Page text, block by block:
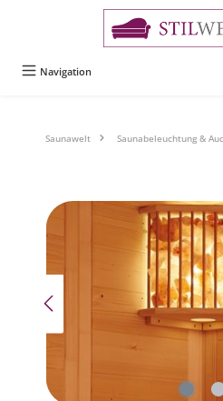
Navigation
Saunawelt Saunabeleuchtung &
Bildergalerie überspringen